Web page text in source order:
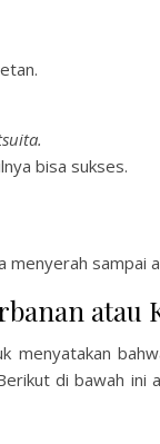
bisa sukses.
menyerah sampai
atau
menyatakan
di bawah ini